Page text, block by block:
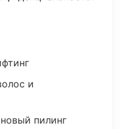
и
пилинг